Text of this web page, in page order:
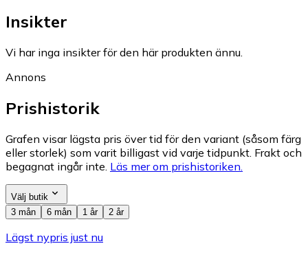
Insikter
Vi har inga insikter för den här produkten ännu.
Annons
Prishistorik
Grafen visar lägsta pris över tid för den variant (såsom färg
eller storlek) som varit billigast vid varje tidpunkt. Frakt och
begagnat ingår inte. Läs mer om prishistoriken.
Välj butik
3 mån
6 mån 1 år 2 år
Lägst nypris just nu